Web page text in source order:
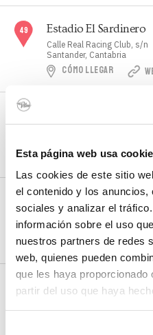
Esta página web usa
Las cookies de este sitio
el contenido y los
sociales y analizar el
información sobre el uso
nuestros partners de redes
web, quienes pueden
que les haya proporcionado
partir del uso que haya
Estadio El Sardinero
Calle Real Racing Club, s/n
Santander, Cantabria
CÓMO LLEGAR
CÓMO LLEGAR
Estanco y prensa
C/Isla de Mouro, 4
Somo, Cantabria
CÓMO LLEGAR
Farmacia Somo
Somo, Cantabria